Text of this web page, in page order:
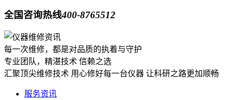
全国咨询热线400-8765512
每一次维修，都是对品质的执着与守护
专业团队，精湛技术 信赖之选
汇聚顶尖维修技术 用心修好每一台仪器 让科研之路更加顺畅
服务资讯